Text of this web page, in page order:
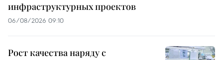
инфраструктурных проектов
06/08/2026 09:10
Рост качества наряду с